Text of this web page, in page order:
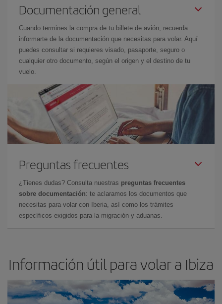
Documentación general
Cuando termines la compra de tu billete de avión, recuerda
informarte de la documentación que necesitas para volar. Aquí
puedes consultar si requieres visado, pasaporte, seguro o
cualquier otro documento, según el origen y el destino de tu
vuelo.
Preguntas frecuentes
¿Tienes dudas? Consulta nuestras preguntas frecuentes
sobre documentación: te aclaramos los documentos que
necesitas para volar con Iberia, así como los trámites
específicos exigidos para la migración y aduanas.
Información útil para volar a Ibiza